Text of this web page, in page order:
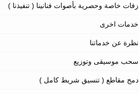
زفات خاصة وحصرية بأصوات فنانينا ( تنفيذنا )
خدمات اخرى
نظرة عن خدماتنا
سحب موسيقى وتوزيع
دمج مقاطع ( تنسيق شريط كامل )